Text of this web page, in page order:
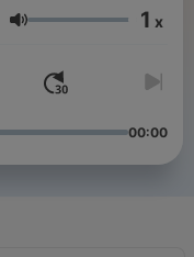
Julianem
Głośność 1 x
00:00